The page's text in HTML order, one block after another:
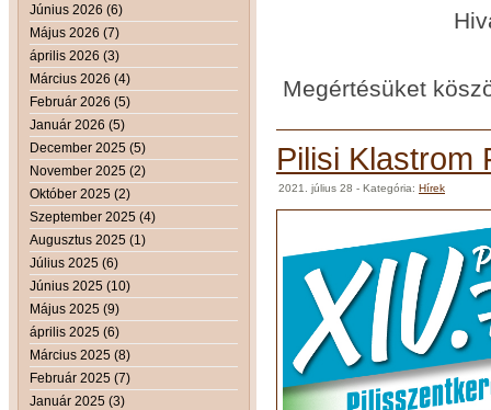
Június 2026 (6)
Május 2026 (7)
április 2026 (3)
Március 2026 (4)
Február 2026 (5)
Január 2026 (5)
December 2025 (5)
November 2025 (2)
Október 2025 (2)
Szeptember 2025 (4)
Augusztus 2025 (1)
Július 2025 (6)
Június 2025 (10)
Május 2025 (9)
április 2025 (6)
Március 2025 (8)
Február 2025 (7)
Január 2025 (3)
Megértésüket
Pilisi Klastrom
2021. július 28 - Kategória: Hírek